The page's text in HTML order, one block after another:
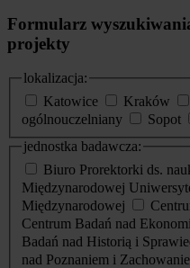
Formularz
projekty
lokalizacja:
Katowice
Kraków
ogólnouczelniany
Sopot
jednostka badawcza:
Biuro Prorektorki ds.
Międzynarodowej
Międzynarodowej
Centrum Badań nad
Badań nad Historią i
nad Poznaniem i